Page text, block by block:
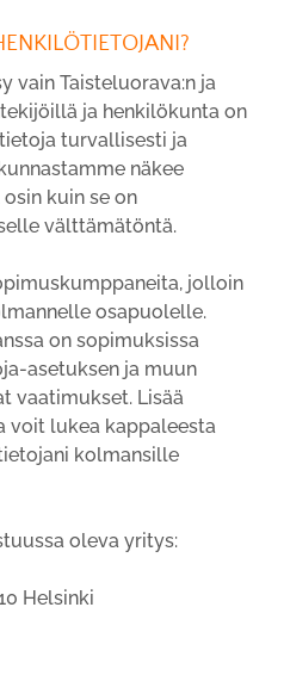
vain Taisteluorava:n ja
ja henkilökunta on
turvallisesti ja
näkee
kuin se on
välttämätöntä.
jolloin
osapuolelle.
on sopimuksissa
asetuksen ja muun
vaatimukset. Lisää
voit lukea kappaleesta
kolmansille
oleva yritys:
Helsinki